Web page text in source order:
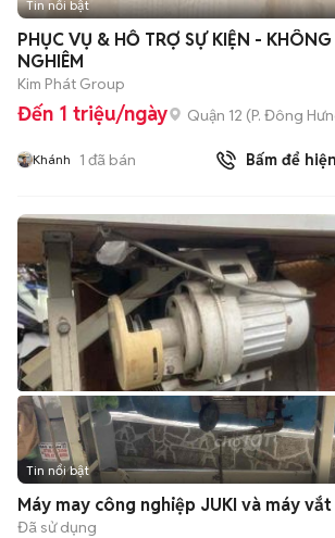
Tin nổi bật
PHỤC VỤ & HỖ TRỢ SỰ KIỆN -
NGHIÊM
Kim Phát Group
Đến 1 triệu/ngày Quận 12 (P. Đông
Khánh 1 đã bán Bấm để
Tin nổi bật
Máy may công nghiệp JUKI và
Đã sử dụng